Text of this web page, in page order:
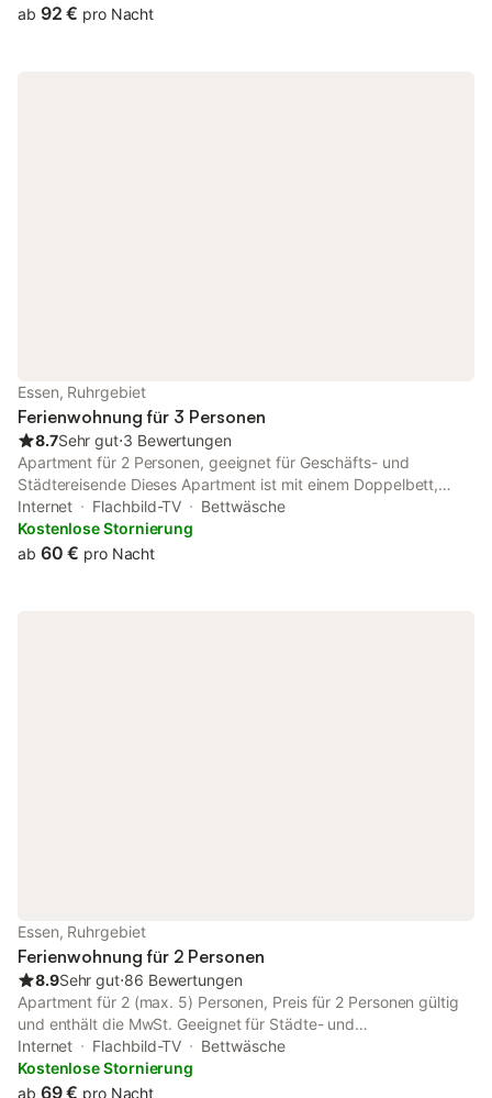
Doppelbett (180 cm, Länge 200 cm). Küche (Geschirrspüler, 4
ab 92 € pro Nacht
Essen, Ruhrgebiet
Ferienwohnung für 3 Personen
8.7Sehr gut⋅3 Bewertungen
Apartment für 2 Personen, geeignet für Geschäfts- und
Städtereisende Dieses Apartment ist mit einem Doppelbett,
einem beleuchteten und einem unbeleuchteten Nachttisch,
einem dreitürigen Kleiderschrank, Kabel-TV und einem
Clubsessel ausgestattet. Das Badezimmer verfügt über einen
Internet Flachbild-TV
Bettwäsche
Kostenlose Stornierung
ab 60 € pro Nacht
Essen, Ruhrgebiet
Ferienwohnung für 2 Personen
8.9Sehr gut⋅86 Bewertungen
Apartment für 2 (max. 5) Personen, Preis für 2 Personen gültig
und enthält die MwSt. Geeignet für Städte- und
Geschäftsreisende sowie für Gruppen bis 5 Personen Das
Wohnzimmer ist mit einem Sofa (mit Schlaffunktion), einem
Couchtisch, modernen Schrankelementen und Kabel-TV
Internet Flachbild-TV
Bettwäsche
Kostenlose Stornierung
ab 69 € pro Nacht